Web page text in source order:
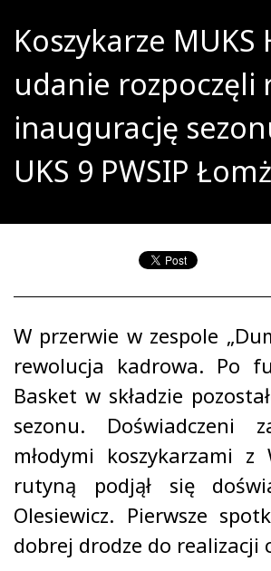
Koszykarze
udanie rozpoczęli
inaugurację
UKS 9 PWSIP
W przerwie w zespole
rewolucja kadrowa. Po
Basket w składzie
sezonu. Doświadczeni
młodymi koszykarzami z
rutyną podjął się
Olesiewicz. Pierwsze
dobrej drodze do